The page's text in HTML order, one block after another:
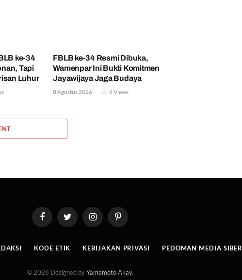
ke-34
Tapi
Luhur
FBLB ke-34 Resmi Dibuka,
Wamenpar Ini Bukti Komitmen
Jayawijaya Jaga Budaya
8 Agustus 2026 6Views
FacebookTwitter InstagramPinterest
KODE ETIK KEBIJAKAN PRIVASI PEDOMAN MEDIA SIBER
© 2026 Designed byYamamoto Akay.